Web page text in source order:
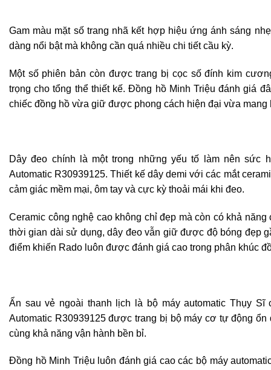
Gam màu mặt số trang nhã kết hợp hiệu ứng ánh sáng
dàng nổi bật mà không cần quá nhiều chi tiết cầu kỳ.
Một số phiên bản còn được trang bị cọc số đính kim
trọng cho tổng thể thiết kế. Đồng hồ Minh Triệu đánh giá
chiếc đồng hồ vừa giữ được phong cách hiện đại vừa mang
Dây đeo chính là một trong những yếu tố làm nên sức
Automatic R30939125. Thiết kế dây demi với các mắt
cảm giác mềm mại, ôm tay và cực kỳ thoải mái khi đeo.
Ceramic công nghệ cao không chỉ đẹp mà còn có khả
thời gian dài sử dụng, dây đeo vẫn giữ được độ bóng đẹp
điểm khiến Rado luôn được đánh giá cao trong phân khúc
Ẩn sau vẻ ngoài thanh lịch là bộ máy automatic Thụy Sĩ
Automatic R30939125 được trang bị bộ máy cơ tự động ổn
cùng khả năng vận hành bền bỉ.
Đồng hồ Minh Triệu luôn đánh giá cao các bộ máy